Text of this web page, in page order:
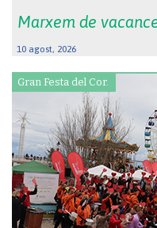
Marxem de
10 agost, 2026
Gran Festa del Cor.